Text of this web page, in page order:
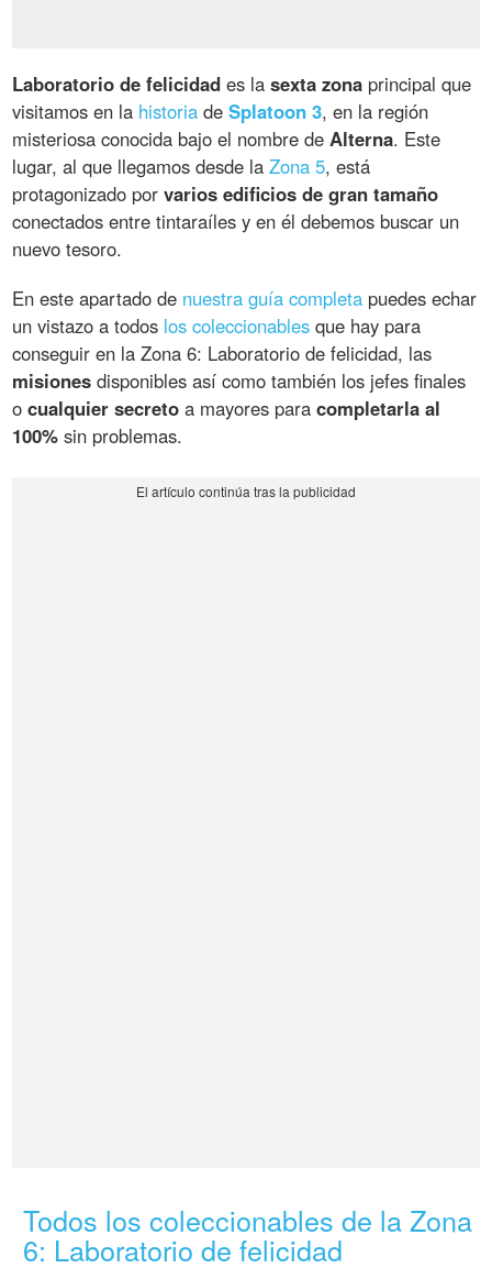
Laboratorio de felicidad es lasexta zona principal que
visitamos en la historia deSplatoon 3, en la región
misteriosa conocida bajo el nombre deAlterna. Este
lugar, al que llegamos desde laZona 5, está
protagonizado porvarios edificios de gran tamaño
conectados entre tintaraíles y en él debemos buscar un
nuevo tesoro.
En este apartado de nuestra guía completa puedes echar
un vistazo a todos los coleccionables que hay para
conseguir en la Zona 6: Laboratorio de felicidad, las
misiones disponibles así como también los jefes finales
ocualquier secreto a mayores paracompletarla al
100% sin problemas.
Todos los coleccionables de la Zona
6: Laboratorio de felicidad